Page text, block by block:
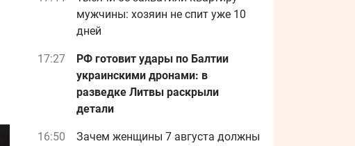
мужчины: хозяин не спит уже 10
дней
17:27
РФ готовит удары по Балтии
украинскими дронами: в
разведке Литвы раскрыли
детали
16:50 Зачем женщины 7 августа должны